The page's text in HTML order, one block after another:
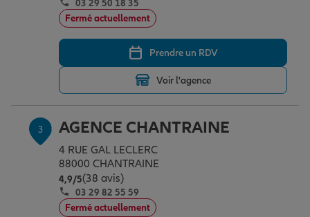
Garantie des accidents de la vie
Assurance scolaire
Protection juridique
Retraite
03 29 50 18 35
Fermé actuellement
Prendre un RDV
Voir l'agence
3 AGENCE CHANTRAINE
4 RUE GAL LECLERC
88000 CHANTRAINE
4,9/5Note de 4.9 sur 5
(38 avis)
03 29 82 55 59
Fermé actuellement